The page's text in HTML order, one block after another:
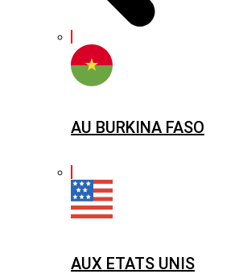
AU BURKINA FASO
AUX ETATS UNIS